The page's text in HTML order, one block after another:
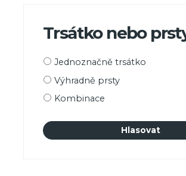
Trsátko nebo
Možnosti
Jednoznačně trsátko
Výhradně prsty
Kombinace